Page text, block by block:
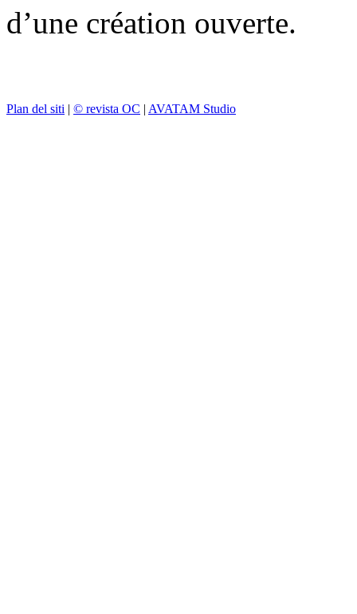
d’une création ouverte.
Plan del siti | © revista OC | AVATAM Studio